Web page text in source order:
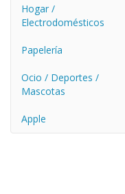
Hogar /
Electrodomésticos
Papelería
Ocio / Deportes /
Mascotas
Apple